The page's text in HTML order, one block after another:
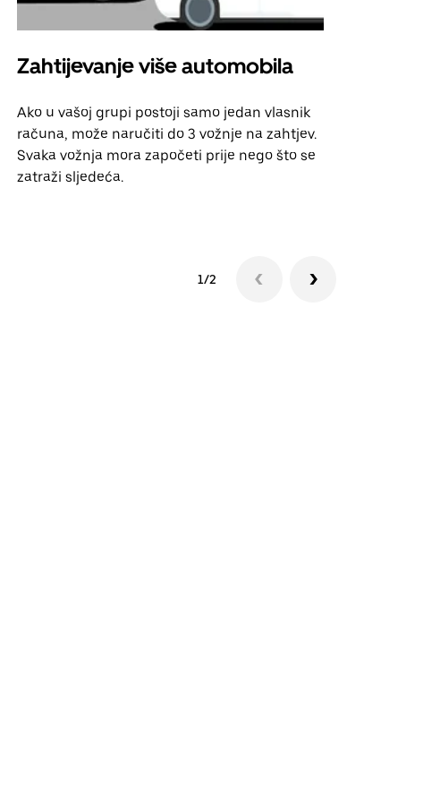
Zahtijevanje više automobila
Ako u vašoj grupi postoji samo jedan vlasnik
računa, može naručiti do 3 vožnje na zahtjev.
Svaka vožnja mora započeti prije nego što se
zatraži sljedeća.
1/2